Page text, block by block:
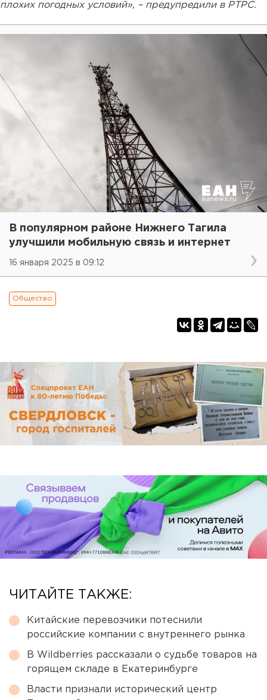
плохих погодных условий», – предупредили в РТРС.
В популярном районе Нижнего Тагила
улучшили мобильную связь и интернет
16 января 2025 в 09:12
Общество
ЧИТАЙТЕ ТАКЖЕ:
Китайские перевозчики потеснили
российские компании с внутреннего рынка
В Wildberries рассказали о судьбе товаров на
горящем складе в Екатеринбурге
Власти признали исторический центр